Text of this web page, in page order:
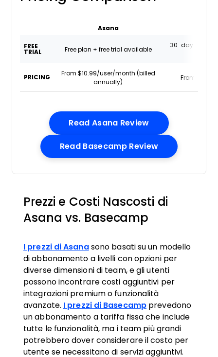
Asana
FREE
TRIAL
Free plan + free trial available
30-day free
PRICING
From $10.99/user/month (billed
annually)
From $15/
Read Asana ReviewOpens New
Read Basecamp ReviewOpens New
Prezzi e Costi Nascosti di
Asana vs. Basecamp
I prezzi di Asanasono basati su un modello
di abbonamento a livelli con opzioni per
diverse dimensioni di team, e gli utenti
possono incontrare costi aggiuntivi per
integrazioni premium o funzionalità
avanzate. I prezzi di Basecamp prevedono
un abbonamento a tariffa fissa che include
tutte le funzionalità, ma i team più grandi
potrebbero dover considerare il costo per
utente se necessitano di servizi aggiuntivi.